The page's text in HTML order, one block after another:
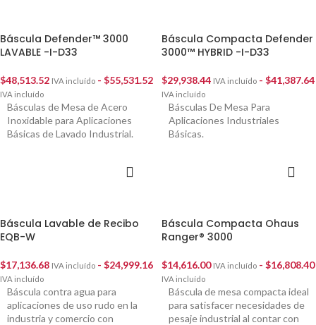
Báscula Defender™ 3000
LAVABLE -I-D33
$48,513.52 IVA incluído - $55,531.52
IVA incluído
Básculas de Mesa de Acero
Inoxidable para Aplicaciones
Básicas de Lavado Industrial.
Báscula Compacta Defender
3000™ HYBRID -I-D33
$29,938.44 IVA incluído - $41,387.64
IVA incluído
Básculas De Mesa Para
Aplicaciones Industriales
Básicas.
Báscula Lavable de Recibo
EQB-W
$17,136.68 IVA incluído - $24,999.16
IVA incluído
Báscula contra agua para
aplicaciones de uso rudo en la
industria y comercio con
Báscula Compacta Ohaus
Ranger® 3000
$14,616.00 IVA incluído - $16,808.40
IVA incluído
Báscula de mesa compacta ideal
para satisfacer necesidades de
pesaje industrial al contar con